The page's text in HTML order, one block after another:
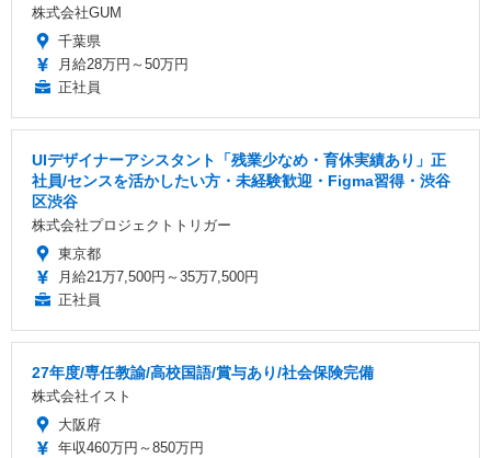
株式会社GUM
千葉県
月給28万円～50万円
正社員
UIデザイナーアシスタント「残業少なめ・育休実績あり」正
社員/センスを活かしたい方・未経験歓迎・Figma習得・渋谷
区渋谷
株式会社プロジェクトトリガー
東京都
月給21万7,500円～35万7,500円
正社員
27年度/専任教諭/高校国語/賞与あり/社会保険完備
株式会社イスト
大阪府
年収460万円～850万円